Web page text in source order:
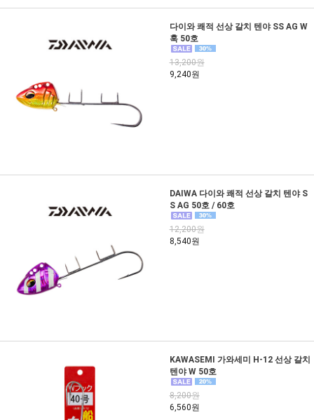
다이와 쾌적 선상 갈치 텐야 SS AG W
훅 50호
13,200원
9,240원
DAIWA 다이와 쾌적 선상 갈치 텐야 S
S AG 50호 / 60호
12,200원
8,540원
KAWASEMI 가와세미 H-12 선상 갈치
텐야 W 50호
8,200원
6,560원